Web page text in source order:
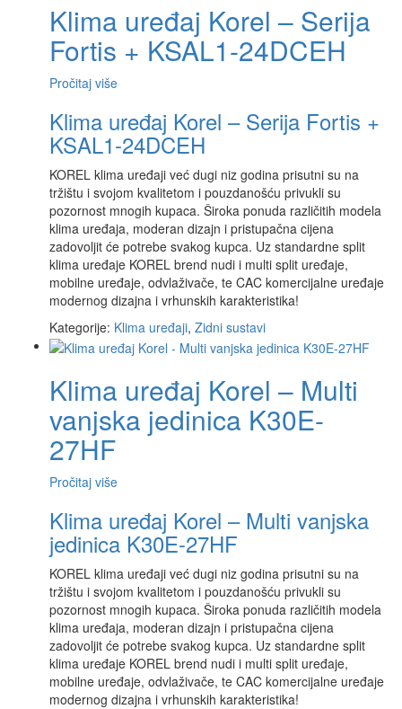
Klima uređaj Korel – Serija
Fortis + KSAL1-24DCEH
Pročitaj više
Klima uređaj Korel – Serija Fortis +
KSAL1-24DCEH
KOREL klima uređaji već dugi niz godina prisutni su na
tržištu i svojom kvalitetom i pouzdanošću privukli su
pozornost mnogih kupaca. Široka ponuda različitih modela
klima uređaja, moderan dizajn i pristupačna cijena
zadovoljit će potrebe svakog kupca. Uz standardne split
klima uređaje KOREL brend nudi i multi split uređaje,
mobilne uređaje, odvlaživače, te CAC komercijalne uređaje
modernog dizajna i vrhunskih karakteristika!
Kategorije: Klima uređaji, Zidni sustavi
Klima uređaj Korel – Multi
vanjska jedinica K30E-
27HF
Pročitaj više
Klima uređaj Korel – Multi vanjska
jedinica K30E-27HF
KOREL klima uređaji već dugi niz godina prisutni su na
tržištu i svojom kvalitetom i pouzdanošću privukli su
pozornost mnogih kupaca. Široka ponuda različitih modela
klima uređaja, moderan dizajn i pristupačna cijena
zadovoljit će potrebe svakog kupca. Uz standardne split
klima uređaje KOREL brend nudi i multi split uređaje,
mobilne uređaje, odvlaživače, te CAC komercijalne uređaje
modernog dizajna i vrhunskih karakteristika!